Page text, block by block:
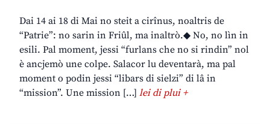
Dai 14 ai 18 di Mai no steit a cirînus, noaltris de
“Patrie”: no sarin in Friûl, ma inaltrò.◆ No, no lìn in
esili. Pal moment, jessi “furlans che no si rindin” nol
è ancjemò une colpe. Salacor lu deventarà, ma pal
moment o podin jessi “libars di sielzi” di lâ in
“mission”. Une mission […] lei di plui +